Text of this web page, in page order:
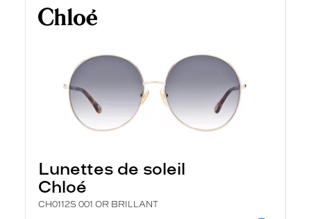
Lunettes de soleil
Chloé
CH0112S 001 OR BRILLANT